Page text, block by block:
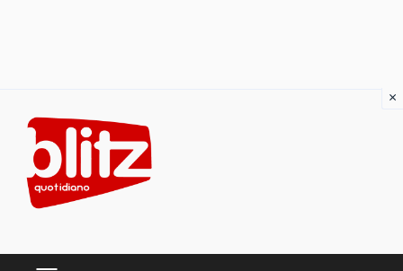
content
×